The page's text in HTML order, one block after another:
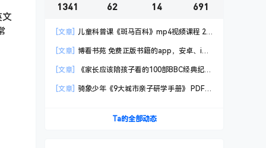
文
1341 62 14 691
[文章]
儿童科普课《斑马百科》mp4视频课程 20
[文章]
博看书苑 免费正版书籍的app，安卓、iOS
[文章]
《家长应该陪孩子看的100部BBC经典纪录
[文章]
骑象少年《9大城市亲子研学手册》 PDF格
Ta的全部动态